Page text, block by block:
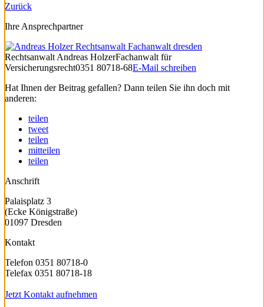
Zurück
Ihre Ansprechpartner
Rechtsanwalt Andreas HolzerFachanwalt für
Versicherungsrecht0351 80718-68E-Mail schreiben
Hat Ihnen der Beitrag gefallen? Dann teilen Sie ihn doch mit
anderen:
teilen
tweet
teilen
mitteilen
teilen
Anschrift
Palaisplatz 3
(Ecke Königstraße)
01097 Dresden
Kontakt
Telefon 0351 80718-0
Telefax 0351 80718-18
Jetzt Kontakt aufnehmen